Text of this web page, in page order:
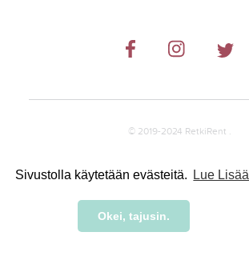
Sivustolla käytetään evästeitä. Lue Lisää
Okei, tajusin.
© 2019-2024 RetkiRent .